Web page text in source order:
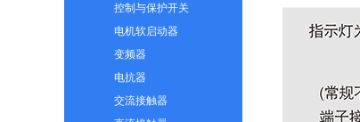
控制与保护开关
电机软启动器
变频器
电抗器
交流接触器